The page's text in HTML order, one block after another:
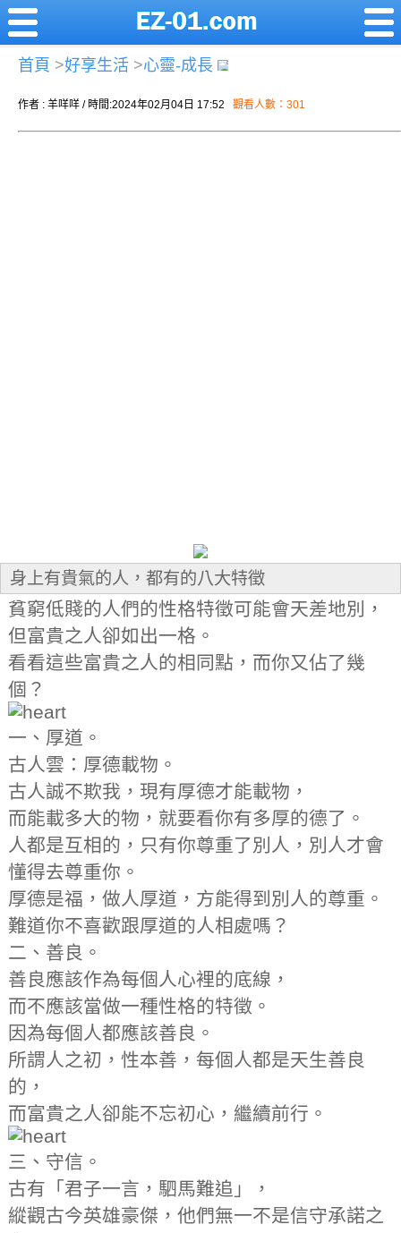
首頁 >好享生活 >心靈-成長
作者 : 羊咩咩 / 時間:2024年02月04日 17:52 觀看人數：301
身上有貴氣的人，都有的八大特徵
貧窮低賤的人們的性格特徵可能會天差地別，
但富貴之人卻如出一格。
看看這些富貴之人的相同點，而你又佔了幾
個？
一、厚道。
古人雲：厚德載物。
古人誠不欺我，現有厚德才能載物，
而能載多大的物，就要看你有多厚的德了。
人都是互相的，只有你尊重了別人，別人才會
懂得去尊重你。
厚德是福，做人厚道，方能得到別人的尊重。
難道你不喜歡跟厚道的人相處嗎？
二、善良。
善良應該作為每個人心裡的底線，
而不應該當做一種性格的特徵。
因為每個人都應該善良。
所謂人之初，性本善，每個人都是天生善良
的，
而富貴之人卻能不忘初心，繼續前行。
三、守信。
古有「君子一言，駟馬難追」，
縱觀古今英雄豪傑，他們無一不是信守承諾之